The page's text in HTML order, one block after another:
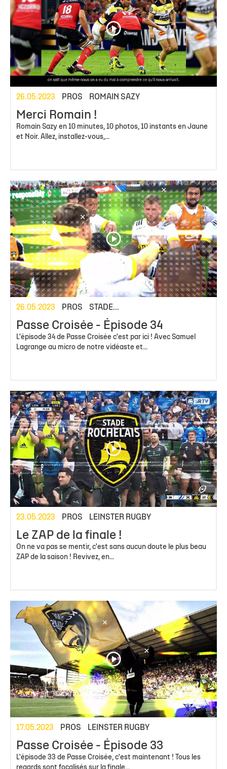
26.05.2023 PROS ROMAIN SAZY
Merci Romain !
Romain Sazy en 10 minutes, 10 photos, 10 instants en Jaune
et Noir. Allez, installez-vous,...
26.05.2023 PROS STADE...
Passe Croisée - Épisode 34
L'épisode 34 de Passe Croisée c'est par ici ! Avec Samuel
Lagrange au micro de notre vidéaste et...
23.05.2023 PROS LEINSTER RUGBY
Le ZAP de la finale !
On ne va pas se mentir, c'est sans aucun doute le plus beau
ZAP de la saison ! Revivez, en...
17.05.2023 PROS LEINSTER RUGBY
Passe Croisée - Épisode 33
L'épisode 33 de Passe Croisée, c'est maintenant ! Tous les
regards sont focalisés sur la finale...